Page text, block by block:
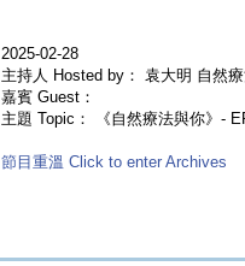
2025-02-28
主持人 Hosted by： 袁大明 自然
嘉賓 Guest：
主題 Topic： 《自然療法與你》-
節目重溫 Click to enter Archives